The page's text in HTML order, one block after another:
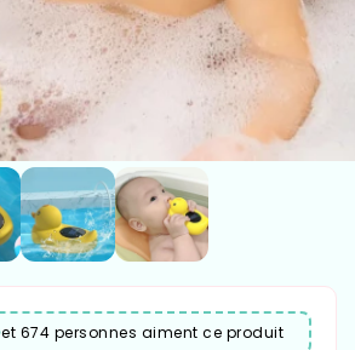
et 674 personnes aiment ce produit